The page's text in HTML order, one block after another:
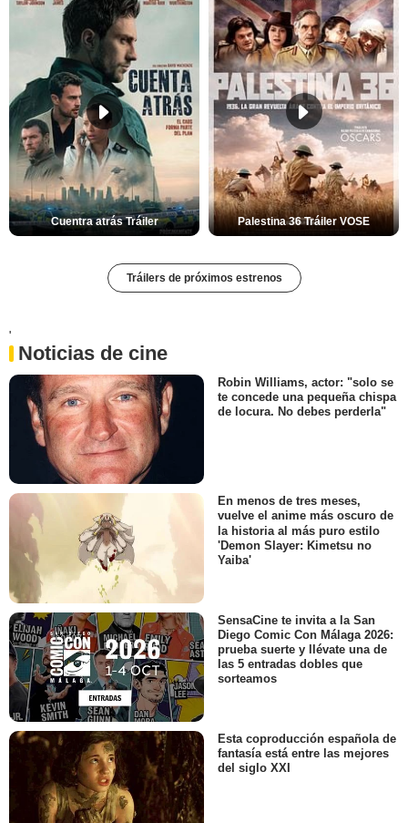
Cuentra atrás Tráiler Palestina 36 Tráiler VOSE
Tráilers de próximos estrenos
'
Noticias de cine
Robin Williams, actor: "solo se
te concede una pequeña chispa
de locura. No debes perderla"
En menos de tres meses,
vuelve el anime más oscuro de
la historia al más puro estilo
'Demon Slayer: Kimetsu no
Yaiba'
SensaCine te invita a la San
Diego Comic Con Málaga 2026:
prueba suerte y llévate una de
las 5 entradas dobles que
sorteamos
Esta coproducción española de
fantasía está entre las mejores
del siglo XXI